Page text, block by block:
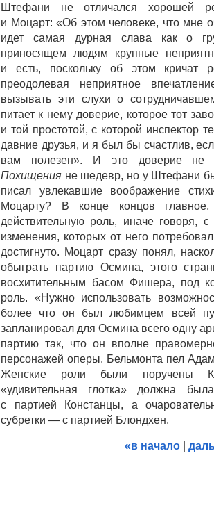
Штефани не отличался хорошей
и Моцарт: «Об этом человеке, что мне
идет самая дурная слава как о
приносящем людям крупные
и есть, поскольку об этом кричат
преодолевая неприятное
вызывать эти слухи о
питает к нему доверие, которое тот
и той простотой, с которой инспектор
давние друзья, и я был бы счастлив,
вам полезен». И это доверие не
Похищения не шедевр, но у Штефани
писал увлекавшие воображение
Моцарту? В конце концов
действительную роль, иначе говоря,
изменения, которых от него
достигнуто. Моцарт сразу понял,
обыграть партию Осмина, этого
восхитительным басом Фишера, под
роль. «Нужно использовать
более что он был любимцем всей
запланировал для Осмина всего одну
партию так, что он вполне
персонажей оперы. Бельмонта пел
Женские роли были поручены
«удивительная глотка» должна
с партией Констанцы, а
субретки — с партией Блондхен.
«в начало |